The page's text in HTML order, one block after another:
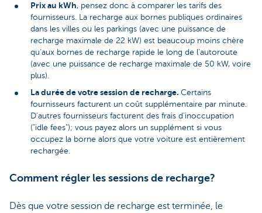
Prix au kWh, pensez donc à comparer les tarifs des
fournisseurs. La recharge aux bornes publiques ordinaires
dans les villes ou les parkings (avec une puissance de
recharge maximale de 22 kW) est beaucoup moins chère
qu’aux bornes de recharge rapide le long de l’autoroute
(avec une puissance de recharge maximale de 50 kW, voire
plus).
La durée de votre session de recharge. Certains
fournisseurs facturent un coût supplémentaire par minute.
D’autres fournisseurs facturent des frais d’inoccupation
("idle fees"); vous payez alors un supplément si vous
occupez la borne alors que votre voiture est entièrement
rechargée.
Comment régler les sessions de recharge?
Dès que votre session de recharge est terminée, le